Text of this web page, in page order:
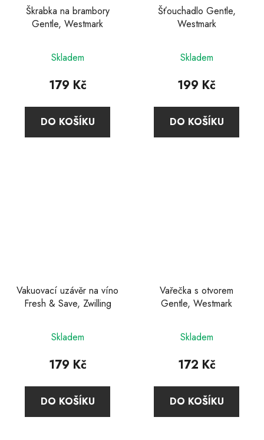
Škrabka na brambory
Gentle, Westmark
Skladem
179 Kč
DO KOŠÍKU
Šťouchadlo Gentle,
Westmark
Skladem
199 Kč
DO KOŠÍKU
Vakuovací uzávěr na víno
Fresh & Save, Zwilling
Skladem
179 Kč
DO KOŠÍKU
Vařečka s otvorem
Gentle, Westmark
Skladem
172 Kč
DO KOŠÍKU